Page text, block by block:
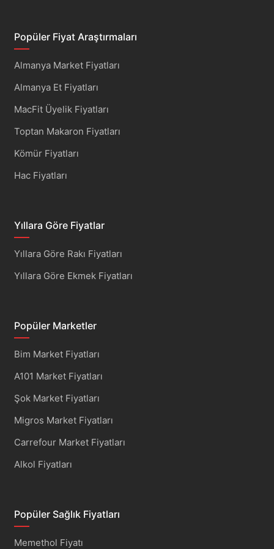
Popüler Fiyat Araştırmaları
Almanya Market Fiyatları
Almanya Et Fiyatları
MacFit Üyelik Fiyatları
Toptan Makaron Fiyatları
Kömür Fiyatları
Hac Fiyatları
Yıllara Göre Fiyatlar
Yıllara Göre Rakı Fiyatları
Yıllara Göre Ekmek Fiyatları
Popüler Marketler
Bim Market Fiyatları
A101 Market Fiyatları
Şok Market Fiyatları
Migros Market Fiyatları
Carrefour Market Fiyatları
Alkol Fiyatları
Popüler Sağlık Fiyatları
Memethol Fiyatı